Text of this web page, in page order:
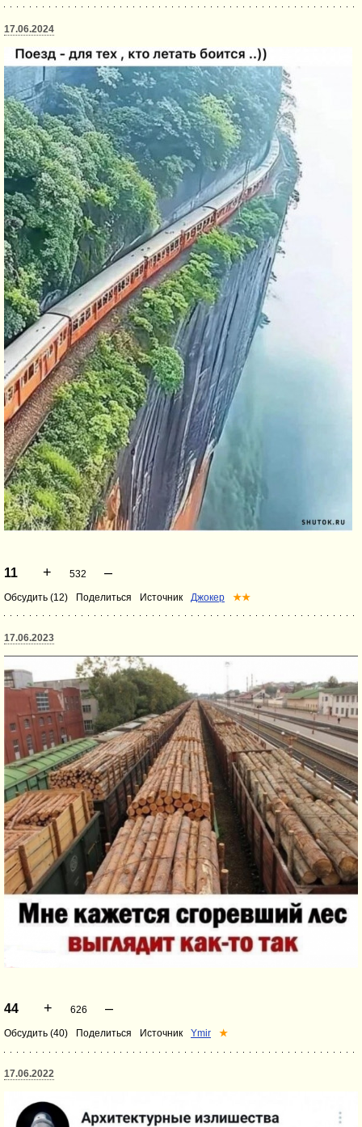
17.06.2024
11 + 532 –
Обсудить (12) Поделиться Источник Джокер ★★
17.06.2023
44 + 626 –
Обсудить (40) Поделиться Источник Ymir ★
17.06.2022